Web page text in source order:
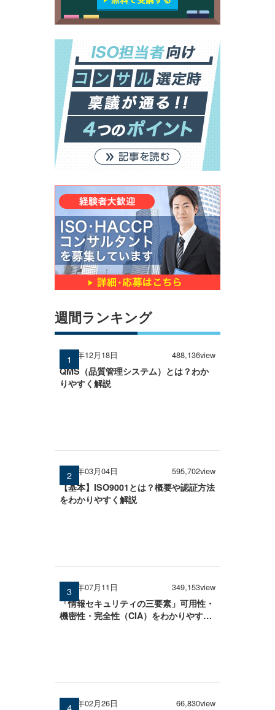
週間ランキング
2024年12月18日 488,136view
QMS（品質管理システム）とは？わか
りやすく解説
2026年03月04日 595,702view
【基本】ISO9001とは？概要や認証方法
をわかりやすく解説
2025年07月11日 349,153view
「情報セキュリティの三要素」可用性・
機密性・完全性（CIA）をわかりやすく
2026年02月26日 66,830view